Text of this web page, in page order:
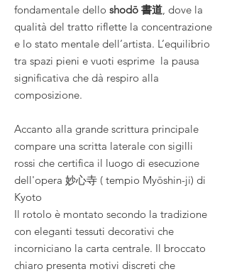
fondamentale dello shodō 書道, dove la
qualità del tratto riflette la concentrazione
e lo stato mentale dell’artista. L’equilibrio
tra spazi pieni e vuoti esprime la pausa
significativa che dà respiro alla
composizione.
Accanto alla grande scrittura principale
compare una scritta laterale con sigilli
rossi che certifica il luogo di esecuzione
dell'opera 妙心寺 ( tempio Myōshin-ji) di
Kyoto
Il rotolo è montato secondo la tradizione
con eleganti tessuti decorativi che
incorniciano la carta centrale. Il broccato
chiaro presenta motivi discreti che